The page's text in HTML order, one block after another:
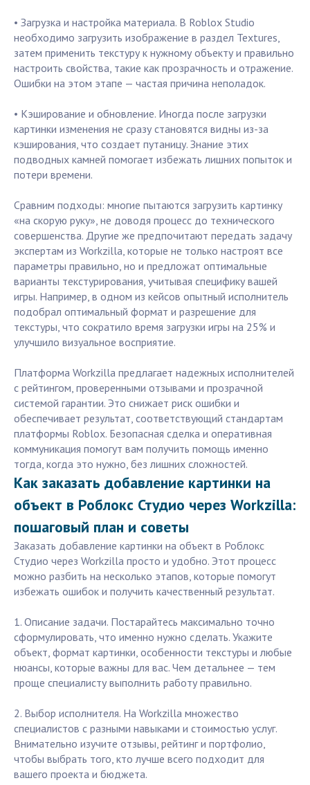
• Загрузка и настройка материала. В Roblox Studio
необходимо загрузить изображение в раздел Textures,
затем применить текстуру к нужному объекту и правильно
настроить свойства, такие как прозрачность и отражение.
Ошибки на этом этапе — частая причина неполадок.
• Кэширование и обновление. Иногда после загрузки
картинки изменения не сразу становятся видны из-за
кэширования, что создает путаницу. Знание этих
подводных камней помогает избежать лишних попыток и
потери времени.
Сравним подходы: многие пытаются загрузить картинку
«на скорую руку», не доводя процесс до технического
совершенства. Другие же предпочитают передать задачу
экспертам из Workzilla, которые не только настроят все
параметры правильно, но и предложат оптимальные
варианты текстурирования, учитывая специфику вашей
игры. Например, в одном из кейсов опытный исполнитель
подобрал оптимальный формат и разрешение для
текстуры, что сократило время загрузки игры на 25% и
улучшило визуальное восприятие.
Платформа Workzilla предлагает надежных исполнителей
с рейтингом, проверенными отзывами и прозрачной
системой гарантии. Это снижает риск ошибки и
обеспечивает результат, соответствующий стандартам
платформы Roblox. Безопасная сделка и оперативная
коммуникация помогут вам получить помощь именно
тогда, когда это нужно, без лишних сложностей.
Как заказать добавление картинки на
объект в Роблокс Студио через Workzilla:
пошаговый план и советы
Заказать добавление картинки на объект в Роблокс
Студио через Workzilla просто и удобно. Этот процесс
можно разбить на несколько этапов, которые помогут
избежать ошибок и получить качественный результат.
1. Описание задачи. Постарайтесь максимально точно
сформулировать, что именно нужно сделать. Укажите
объект, формат картинки, особенности текстуры и любые
нюансы, которые важны для вас. Чем детальнее — тем
проще специалисту выполнить работу правильно.
2. Выбор исполнителя. На Workzilla множество
специалистов с разными навыками и стоимостью услуг.
Внимательно изучите отзывы, рейтинг и портфолио,
чтобы выбрать того, кто лучше всего подходит для
вашего проекта и бюджета.